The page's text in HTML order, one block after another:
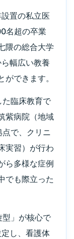
置の私立医
名超の卒業
隈の総合大学
幅広い教養
できます。
臨床教育で
紫病院（地域
で、クリニ
実習）が行わ
ら多様な症例
でも際立った
」が核心で
し、看護体